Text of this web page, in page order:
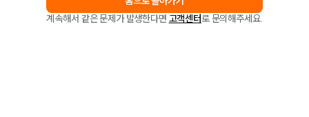
계속해서 같은 문제가 발생한다면 고객센터로 문의해주세요.